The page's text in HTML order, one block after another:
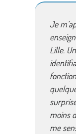
Je
Lille.
moins
me